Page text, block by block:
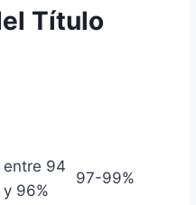
Título
entre 94
y 96%
97-99%